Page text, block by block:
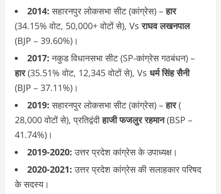
2014: सहारनपुर लोकसभा सीट (कांग्रेस) –हार
(34.15% वोट, 50,000+ वोटों से), Vsराघव लखनपाल
(BJP – 39.60%)।
2017: नकुड विधानसभा सीट (SP-कांग्रेस गठबंधन) –
हार(35.51% वोट, 12,345 वोटों से), Vs धर्म सिंह सैनी
(BJP – 37.11%)।
2019: सहारनपुर लोकसभा सीट (कांग्रेस) –हार(
28,000 वोटों से), प्रतिद्वंदीहाजी फजलुर रहमान(BSP –
41.74%)।
2019-2020: उत्तर प्रदेश कांग्रेस के उपाध्यक्ष।
2020-2021: उत्तर प्रदेश कांग्रेस की सलाहकार परिषद
के सदस्य।